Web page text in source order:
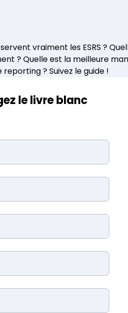
vraiment les ESRS ?
? Quelle est la meilleure
? Suivez le guide !
le livre blanc